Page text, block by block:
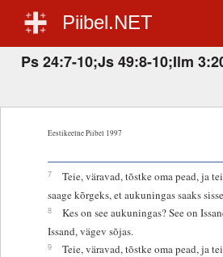
Piibel.NET
Ps 24:7-10;Js 49:8-10;Ilm
Eestikeelne Piibel 1997
7
Teie, väravad, tõstke oma pead, ja
saage kõrgeks, et aukuningas saaks
8
Kes on see aukuningas? See on
Issand, vägev sõjas.
9
Teie, väravad, tõstke oma pead, ja